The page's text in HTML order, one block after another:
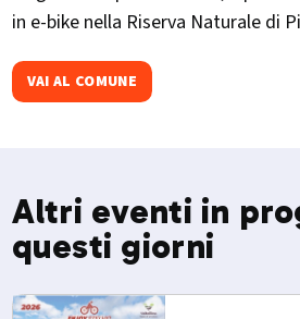
in e-bike nella Riserva Naturale di
sport, natura e relax.​
VAI AL COMUNE
Altri eventi in
questi giorni